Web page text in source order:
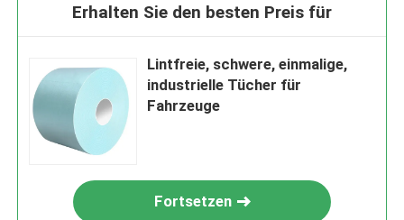
Erhalten Sie den besten Preis für
Lintfreie, schwere, einmalige,
industrielle Tücher für
Fahrzeuge
Fortsetzen